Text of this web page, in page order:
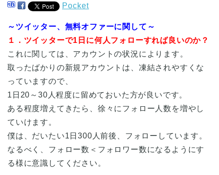
Pocket
～ツイッター、無料オファーに関して～
１．ツイッターで1日に何人フォローすれば良いのか？
これに関しては、アカウントの状況によります。
取ったばかりの新規アカウントは、凍結されやすくな
っていますので、
1日20～30人程度に留めておいた方が良いです。
ある程度増えてきたら、徐々にフォロー人数を増やし
ていけます。
僕は、だいたい1日300人前後、フォローしています。
なるべく、フォロー数＜フォロワー数になるようにす
る様に意識してください。